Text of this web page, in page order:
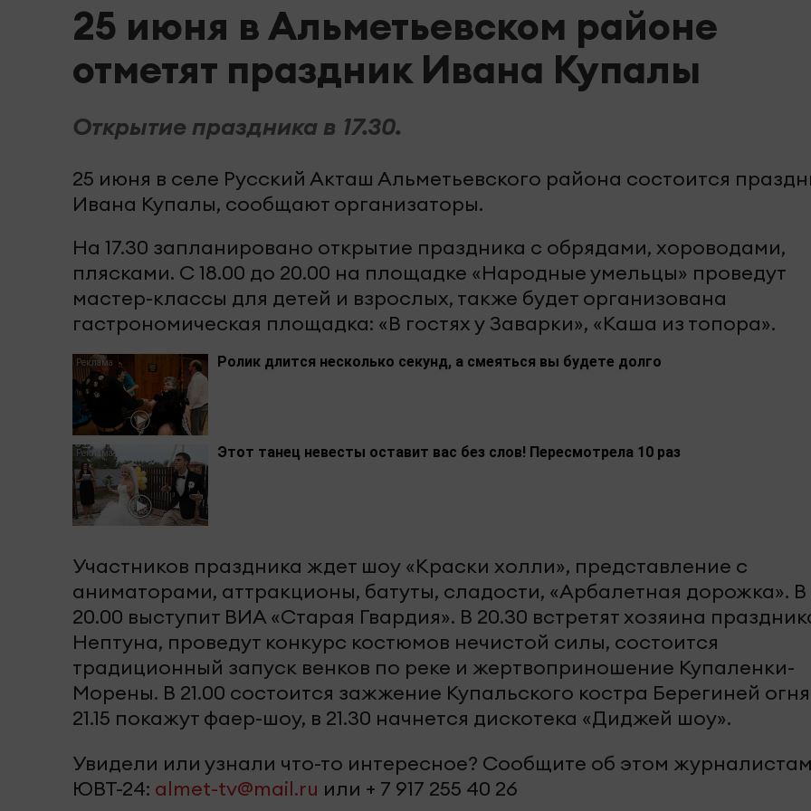
25 июня в Альметьевском районе
отметят праздник Ивана Купалы
Открытие праздника в 17.30.
25 июня в селе Русский Акташ Альметьевского района состоится
Ивана Купалы, сообщают организаторы.
На 17.30 запланировано открытие праздника с обрядами, хороводами,
плясками. С 18.00 до 20.00 на площадке «Народные умельцы» проведут
мастер-классы для детей и взрослых, также будет организована
гастрономическая площадка: «В гостях у Заварки», «Каша из топора».
Ролик длится несколько секунд, а смеяться вы будете долго
Этот танец невесты оставит вас без слов! Пересмотрела 10 раз
Участников праздника ждет шоу «Краски холли», представление с
аниматорами, аттракционы, батуты, сладости, «Арбалетная дорожка». В
20.00 выступит ВИА «Старая Гвардия». В 20.30 встретят хозяина
Нептуна, проведут конкурс костюмов нечистой силы, состоится
традиционный запуск венков по реке и жертвоприношение Купаленки-
Морены. В 21.00 состоится зажжение Купальского костра Берегиней
21.15 покажут фаер-шоу, в 21.30 начнется дискотека «Диджей шоу».
Увидели или узнали что-то интересное? Сообщите об этом
ЮВТ-24: almet-tv@mail.ru или + 7 917 255 40 26